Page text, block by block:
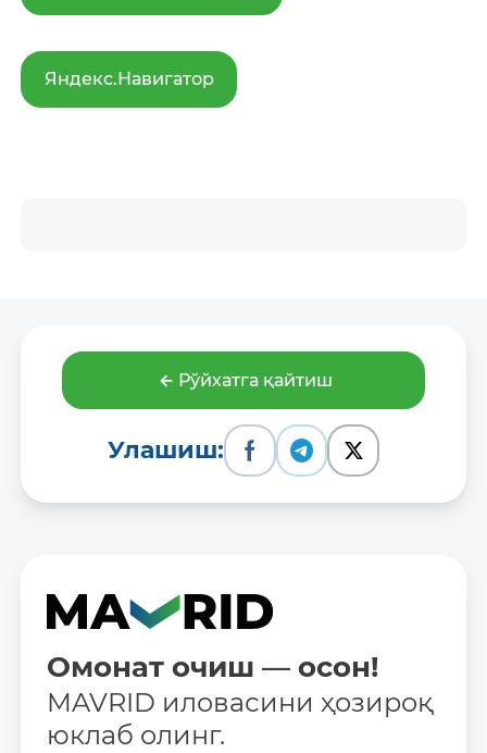
Яндекс.Навигатор
Рўйхатга қайтиш
Улашиш:
Омонат очиш — осон!
MAVRID иловасини ҳозироқ
юклаб олинг.